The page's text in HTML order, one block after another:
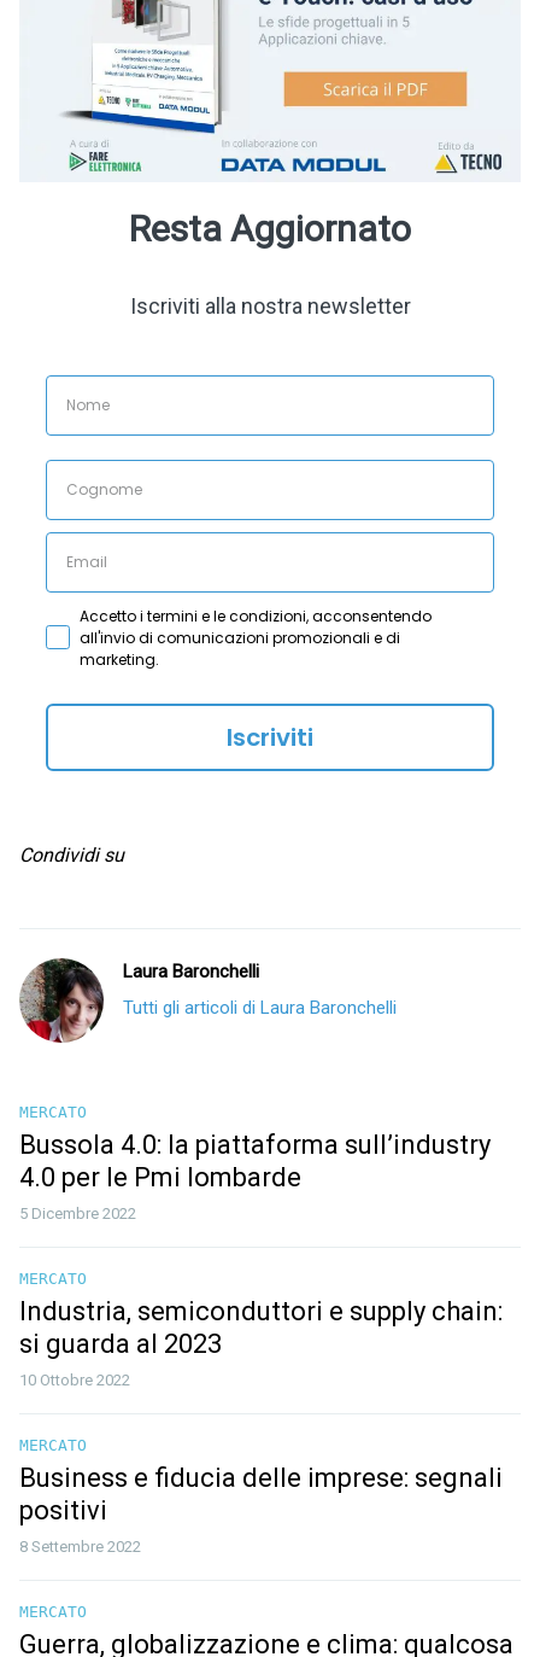
Resta Aggiornato
Iscriviti alla nostra newsletter
Accetto i termini e le condizioni, acconsentendo
all'invio di comunicazioni promozionali e di
marketing.
Iscriviti
Condividi su
Laura Baronchelli
Tutti gli articoli di Laura Baronchelli
MERCATO
Bussola 4.0: la piattaforma sull’industry
4.0 per le Pmi lombarde
5 Dicembre 2022
MERCATO
Industria, semiconduttori e supply chain:
si guarda al 2023
10 Ottobre 2022
MERCATO
Business e fiducia delle imprese: segnali
positivi
8 Settembre 2022
MERCATO
Guerra, globalizzazione e clima: qualcosa